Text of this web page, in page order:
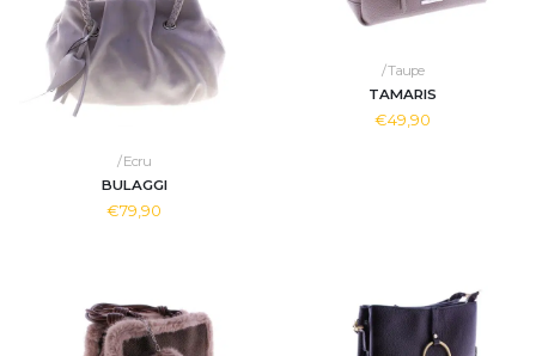
/ Ecru
BULAGGI
€79,90
/ Taupe
TAMARIS
€49,90